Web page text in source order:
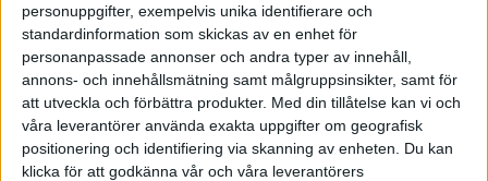
personuppgifter, exempelvis unika identifierare och
standardinformation som skickas av en enhet för
personanpassade annonser och andra typer av innehåll,
annons- och innehållsmätning samt målgruppsinsikter, samt för
att utveckla och förbättra produkter. Med din tillåtelse kan vi och
våra leverantörer använda exakta uppgifter om geografisk
positionering och identifiering via skanning av enheten. Du kan
klicka för att godkänna vår och våra leverantörers
Energi effektivisering för ”Svenssons”
Svar i Gratis affärsidéer
vinstdrivande läxhjälpsföretag med 5
anställda till salu
Svar i Till salu
för 10 år sedan